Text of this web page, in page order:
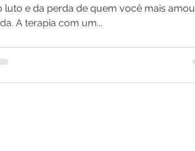
luto e da perda de quem você mais amou
A terapia com um...